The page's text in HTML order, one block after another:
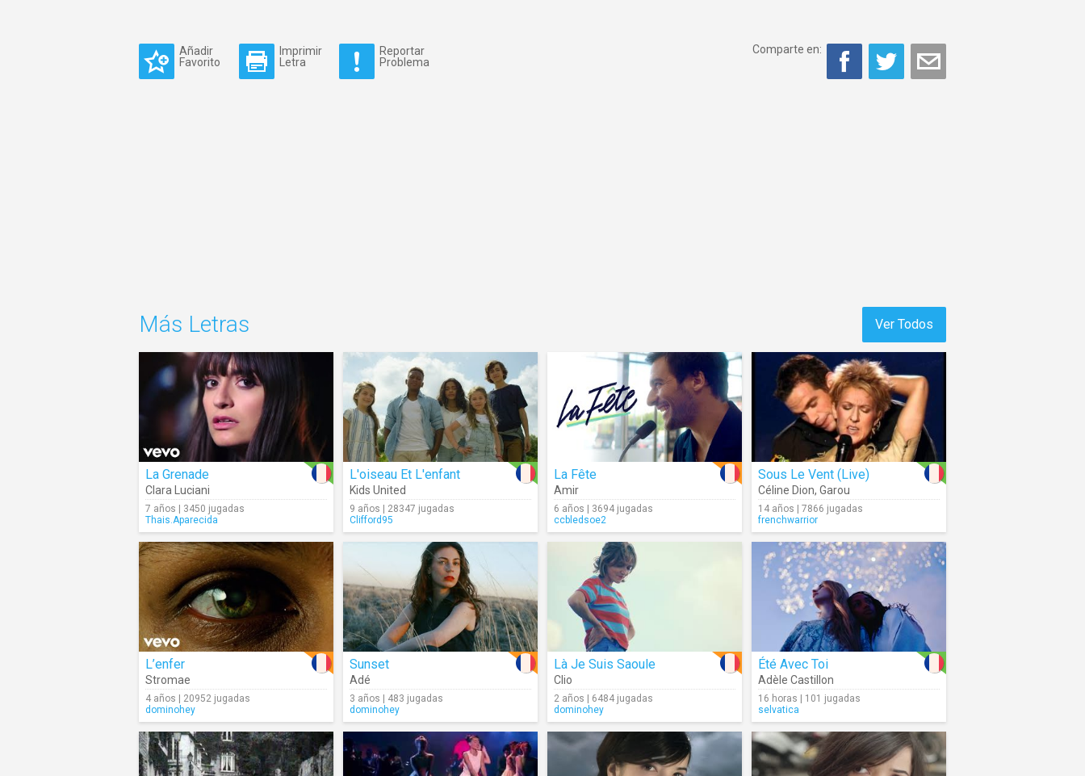
Añadir
Favorito
Imprimir
Letra
Reportar
Problema
Comparte en:
Ver Todos
Más Letras
La Grenade
Clara Luciani
7 años | 3450 jugadas
Thais.Aparecida
L'oiseau Et L'enfant
Kids United
9 años | 28347 jugadas
Clifford95
La Fête
Amir
6 años | 3694 jugadas
ccbledsoe2
Sous Le Vent (Live)
Céline Dion, Garou
14 años | 7866 jugadas
frenchwarrior
L’enfer
Stromae
4 años | 20952 jugadas
dominohey
Sunset
Adé
3 años | 483 jugadas
dominohey
Là Je Suis Saoule
Clio
2 años | 6484 jugadas
dominohey
Été Avec Toi
Adèle Castillon
16 horas | 101 jugadas
selvatica